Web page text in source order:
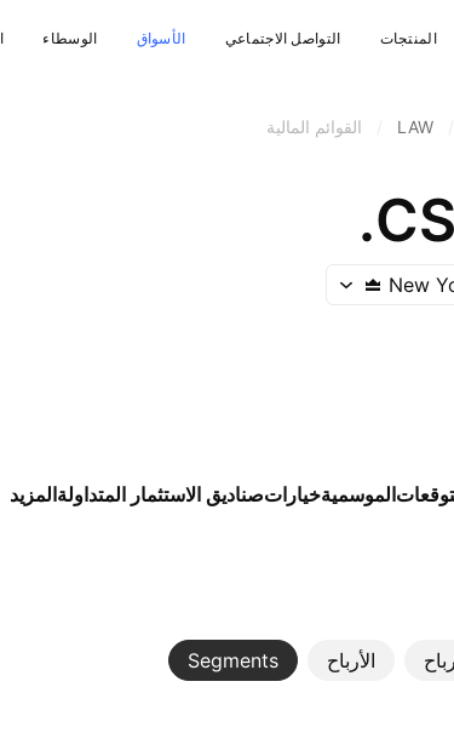
المنتجات التواصل الاجتماعي الأسواق الوسطاء
LAW القوائم المالية
New
الموسميةخياراتصناديق الاستثمار المتداولةالمزيد
الأرباح Segments